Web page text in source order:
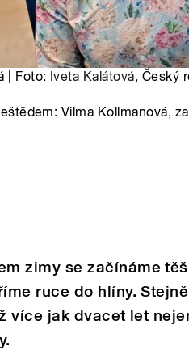
| Foto: Iveta Kalátová, Český
Vilma Kollmanová,
zimy se začínáme
ruce do hlíny.
více jak dvacet let